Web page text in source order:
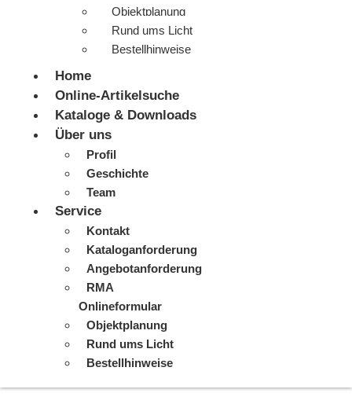
Objektplanung
Rund ums Licht
Bestellhinweise
Home
Online-Artikelsuche
Kataloge & Downloads
Über uns
Profil
Geschichte
Team
Service
Kontakt
Kataloganforderung
Angebotanforderung
RMA
Onlineformular
Objektplanung
Rund ums Licht
Bestellhinweise